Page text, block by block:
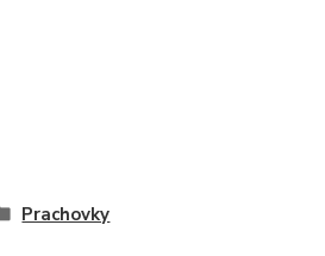
Prachovky